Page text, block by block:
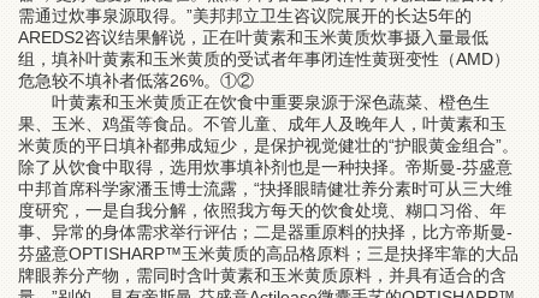
需通过炊事泉源取得。”美邦邦立卫生咨议院展开的长达5年的
AREDS2咨议结果解说，正在叶黄素和玉米黄质炊事摄入量最低
组，填补叶黄素和玉米黄质的受试者年事闭连性黄斑变性（AMD）
危急较不填补者低落26%。①②
叶黄素和玉米黄质正在饮食中重要泉源于深色蔬菜、橙色生
果、玉米、鸡蛋等食品。不管儿童、成年人及晚年人，叶黄素和玉
米黄质的平日填补都弗成短少，是保护视觉健壮的“护眼黄金组合”。
除了从饮食中取得，选用炊事填补剂也是一种抉择。帝斯曼-芬盛意
中邦首席科学家潘玉博士流露，“抉择眼睛健壮养分素时可从三大维
度研究，一是自我分解，依照我方每天的饮食处境、糊口习俗、年
事、异常的身体需求举行评估；二是器重原料的抉择，比方帝斯曼-
芬盛意OPTISHARP™玉米黄质的高品格原料；三是抉择牢靠的大品
牌眼养分产物，需同时含叶黄素和玉米黄质原料，并具有适合的含